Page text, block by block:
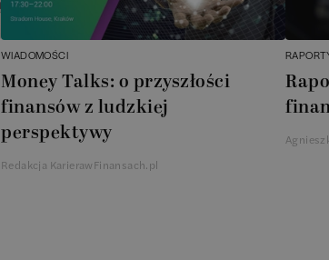
WIADOMOŚCI
Money Talks: o przyszłości
finansów z ludzkiej
perspektywy
Redakcja KarierawFinansach.pl